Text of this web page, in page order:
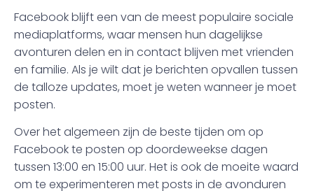
Facebook blijft een van de meest populaire sociale
mediaplatforms, waar mensen hun dagelijkse
avonturen delen en in contact blijven met vrienden
en familie. Als je wilt dat je berichten opvallen tussen
de talloze updates, moet je weten wanneer je moet
posten.
Over het algemeen zijn de beste tijden om op
Facebook te posten op doordeweekse dagen
tussen 13:00 en 15:00 uur. Het is ook de moeite waard
om te experimenteren met posts in de avonduren